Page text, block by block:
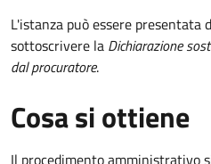
L'istanza può essere presentata
sottoscrivere la Dichiarazione
dal procuratore.
Cosa si ottiene
Il procedimento amministrativo